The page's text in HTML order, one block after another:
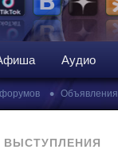
Аудио
• Объявления